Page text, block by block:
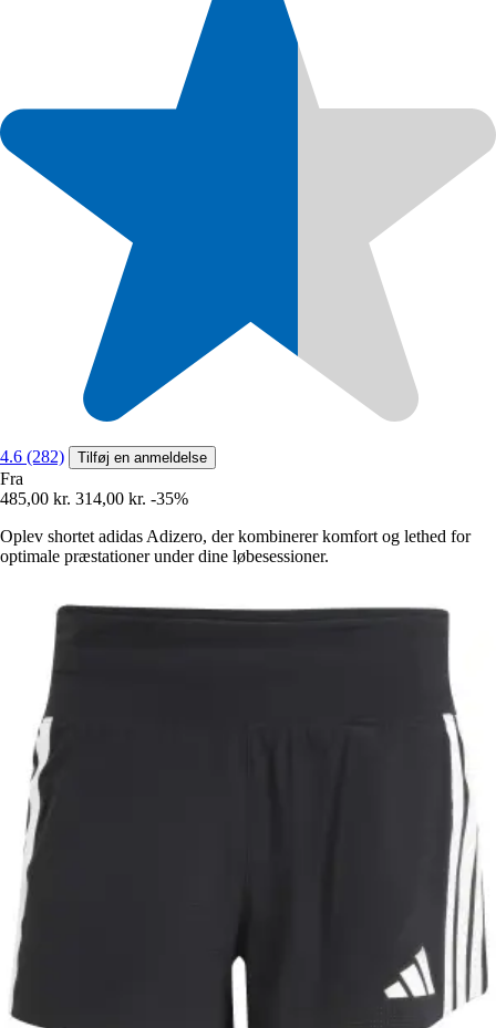
4.6 (282) Tilføj en anmeldelse
Fra
485,00 kr. 314,00 kr. -35%
Oplev shortet adidas Adizero, der kombinerer komfort og lethed for
optimale præstationer under dine løbesessioner.